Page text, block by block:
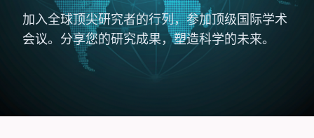
加入全球顶尖研究者的行列，参加顶级国际学术
会议。分享您的研究成果，塑造科学的未来。